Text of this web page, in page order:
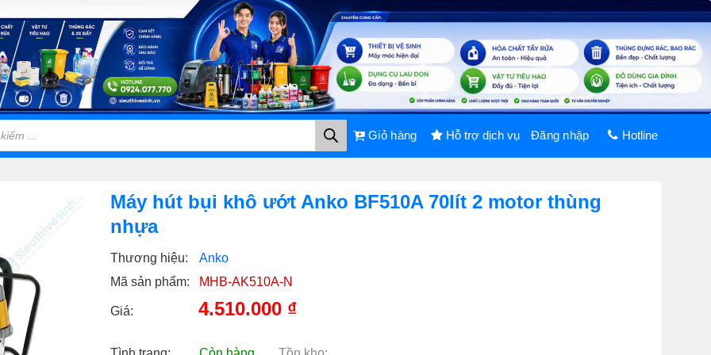
Giỏ hàng Hỗ trợ dịch vụ Đăng nhập Hotline
Máy hút bụi khô ướt Anko BF510A 70lít 2 motor thùng
nhựa
Thương hiệu:
Anko
Mã sản phẩm:
MHB-AK510A-N
Giá: 4.510.000 ₫